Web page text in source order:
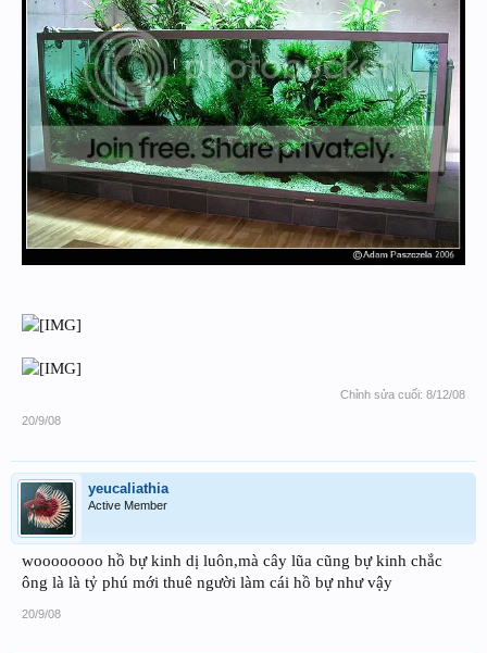
Chỉnh sửa cuối: 8/12/08
20/9/08
yeucaliathia
Active Member
woooooooo hồ bự kinh dị luôn,mà cây lũa cũng bự kinh chắc
ông là là tỷ phú mới thuê người làm cái hồ bự như vậy
20/9/08